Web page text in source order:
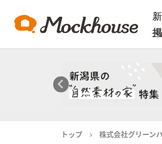
トップ 株式会社グリーン